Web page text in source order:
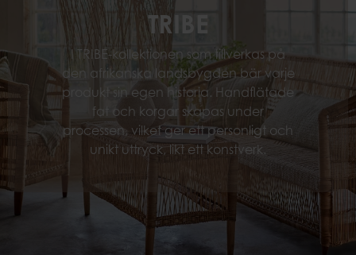
TRIBE
I TRIBE-kollektionen som tillverkas på
den afrikanska landsbygden bär varje
produkt sin egen historia. Handflätade
fat och korgar skapas under
processen, vilket ger ett personligt och
unikt uttryck, likt ett konstverk.